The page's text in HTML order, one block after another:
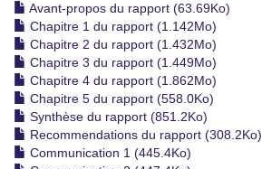
Avant-propos du rapport (63.69Ko)
Chapitre 1 du rapport (1.142Mo)
Chapitre 2 du rapport (1.432Mo)
Chapitre 3 du rapport (1.449Mo)
Chapitre 4 du rapport (1.862Mo)
Chapitre 5 du rapport (558.0Ko)
Synthèse du rapport (851.2Ko)
Recommendations du rapport (308.2Ko)
Communication 1 (445.4Ko)